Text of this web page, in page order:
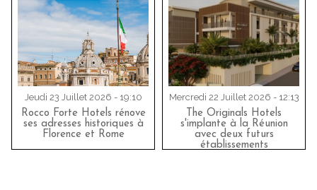
Jeudi 23 Juillet 2026 - 19:10
Rocco Forte Hotels rénove
ses adresses historiques à
Florence et Rome
Mercredi 22 Juillet 2026 - 12:13
The Originals Hotels
s'implante à la Réunion
avec deux futurs
établissements